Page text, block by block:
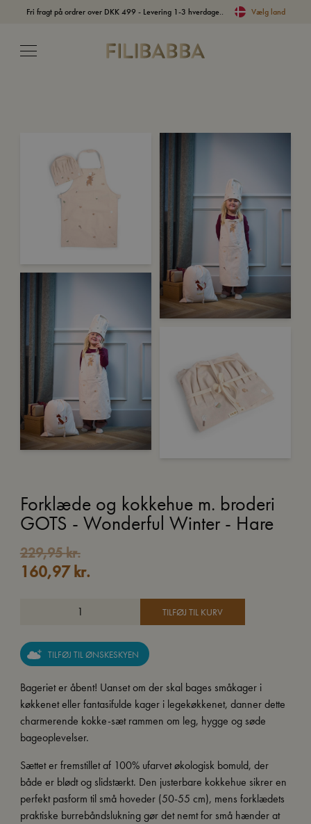
Fri fragt på ordrer over DKK 499 - Levering 1-3 hverdage.. Vælg land
Forklæde og kokkehue m. broderi
GOTS - Wonderful Winter - Hare
229,95kr.
160,97kr.
TILFØJ TIL KURV
TILFØJ TIL ØNSKESKYEN
Bageriet er åbent! Uanset om der skal bages småkager i
køkkenet eller fantasifulde kager i legekøkkenet, danner dette
charmerende kokke-sæt rammen om leg, hygge og søde
bageoplevelser.
Sættet er fremstillet af 100% ufarvet økologisk bomuld, der
både er blødt og slidstærkt. Den justerbare kokkehue sikrer en
perfekt pasform til små hoveder (50-55 cm), mens forklædets
praktiske burrebåndslukning gør det nemt for små hænder at